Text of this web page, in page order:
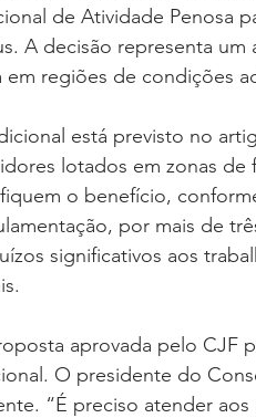
de Atividade Penosa
A decisão representa
em regiões de condições
está previsto no
lotados em zonas
o benefício,
por mais de
significativos aos
aprovada pelo CJF
O presidente do
“É preciso atender